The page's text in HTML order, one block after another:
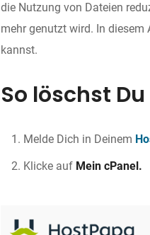
die Nutzung von Dateien
mehr genutzt wird. In diesem
kannst.
So löschst
Melde Dich in Deinem
Klicke auf Mein cPanel.